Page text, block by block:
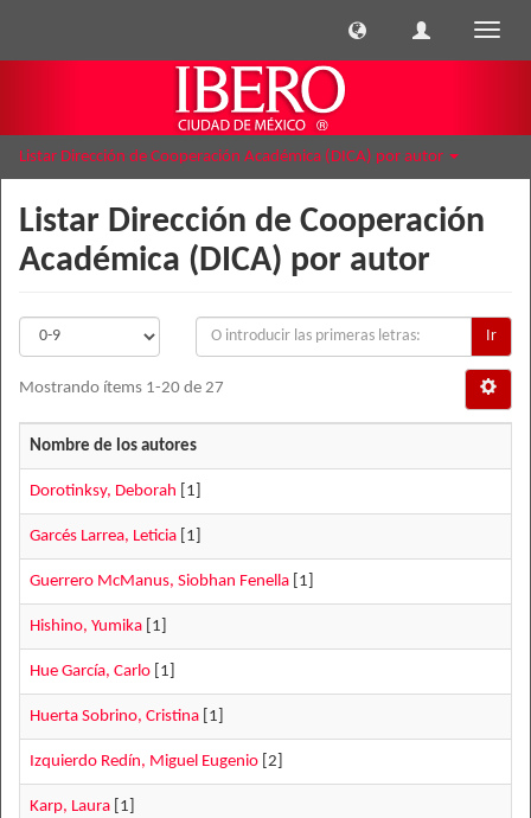
Listar Dirección de Cooperación Académica (DICA) por autor
Listar Dirección de Cooperación
Académica (DICA) por autor
Ir
Mostrando ítems 1-20 de 27
Nombre de los autores
Dorotinksy, Deborah [1]
Garcés Larrea, Leticia [1]
Guerrero McManus, Siobhan Fenella [1]
Hishino, Yumika [1]
Hue García, Carlo [1]
Huerta Sobrino, Cristina [1]
Izquierdo Redín, Miguel Eugenio [2]
Karp, Laura [1]